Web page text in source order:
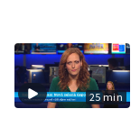
25 min